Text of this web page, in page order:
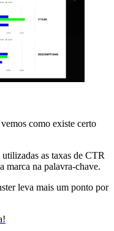
como existe certo
as taxas de CTR
marca na palavra-chave.
leva mais um ponto por